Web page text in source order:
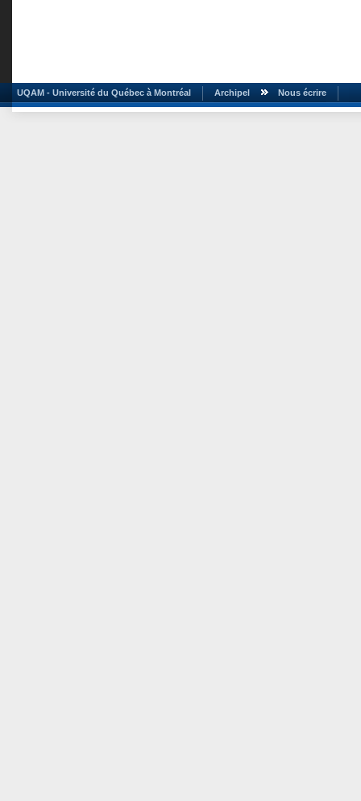
UQAM - Université du Québec à Montréal Archipel Nous écrire